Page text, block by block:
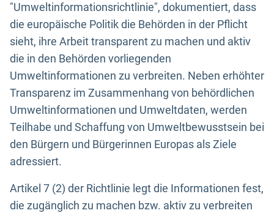
"Umweltinformationsrichtlinie", dokumentiert, dass
die europäische Politik die Behörden in der Pflicht
sieht, ihre Arbeit transparent zu machen und aktiv
die in den Behörden vorliegenden
Umweltinformationen zu verbreiten. Neben erhöhter
Transparenz im Zusammenhang von behördlichen
Umweltinformationen und Umweltdaten, werden
Teilhabe und Schaffung von Umweltbewusstsein bei
den Bürgern und Bürgerinnen Europas als Ziele
adressiert.
Artikel 7 (2) der Richtlinie legt die Informationen fest,
die zugänglich zu machen bzw. aktiv zu verbreiten